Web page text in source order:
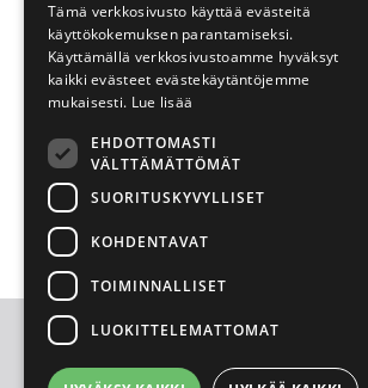
2021 © Summanen Oy.
Tämä verkkosivusto käyttää evästeitä
käyttökokemuksen parantamiseksi.
Käyttämällä verkkosivustoamme hyväksyt
kaikki evästeet evästekäytäntöjemme
mukaisesti. Lue lisää
EHDOTTOMASTI
VÄLTTÄMÄTTÖMÄT
SUORITUSKYVYLLISET
KOHDENTAVAT
TOIMINNALLISET
LUOKITTELEMATTOMAT